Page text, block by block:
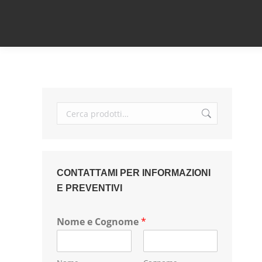
CONTATTAMI PER INFORMAZIONI
E PREVENTIVI
Nome e Cognome*